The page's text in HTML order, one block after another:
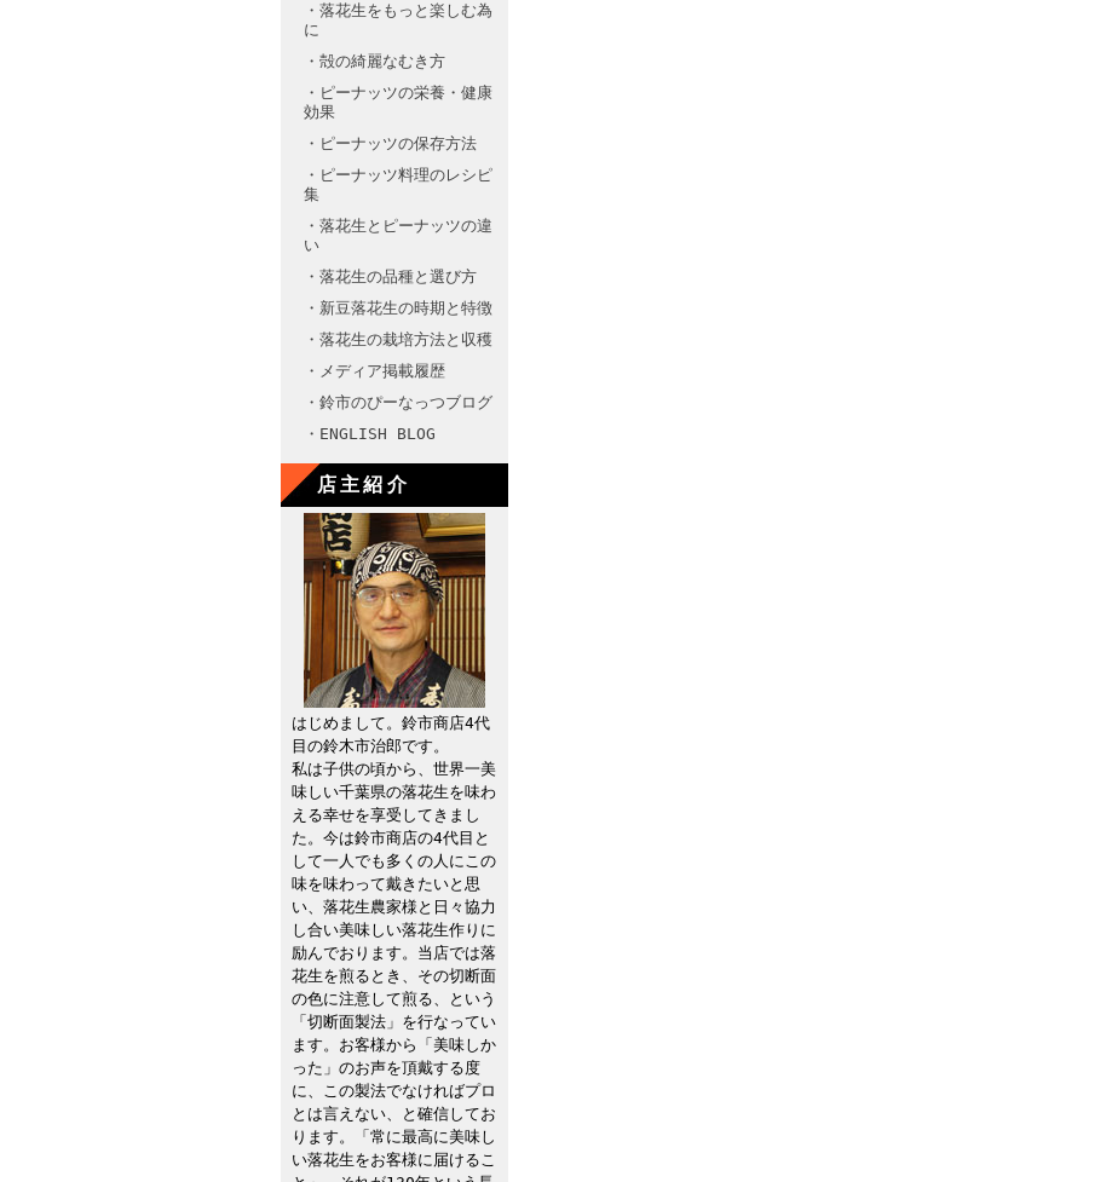
・落花生をもっと楽しむ為
に
・殻の綺麗なむき方
・ピーナッツの栄養・健康
効果
・ピーナッツの保存方法
・ピーナッツ料理のレシピ
集
・落花生とピーナッツの違
い
・落花生の品種と選び方
・新豆落花生の時期と特徴
・落花生の栽培方法と収穫
・メディア掲載履歴
・鈴市のぴーなっつブログ
・ENGLISH BLOG
店主紹介
はじめまして。鈴市商店4代
目の鈴木市治郎です。
私は子供の頃から、世界一美
味しい千葉県の落花生を味わ
える幸せを享受してきまし
た。今は鈴市商店の4代目と
して一人でも多くの人にこの
味を味わって戴きたいと思
い、落花生農家様と日々協力
し合い美味しい落花生作りに
励んでおります。当店では落
花生を煎るとき、その切断面
の色に注意して煎る、という
「切断面製法」を行なってい
ます。お客様から「美味しか
った」のお声を頂戴する度
に、この製法でなければプロ
とは言えない、と確信してお
ります。「常に最高に美味し
い落花生をお客様に届けるこ